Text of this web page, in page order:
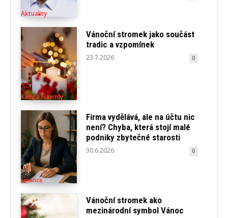
Aktuality
Rady a Návody
Vánoční stromek jako součást
tradic a vzpomínek
23.7.2026 0
Finance
Firma vydělává, ale na účtu nic
není? Chyba, která stojí malé
podniky zbytečné starosti
30.6.2026 0
Vánoční stromek ako
mezinárodní symbol Vánoc